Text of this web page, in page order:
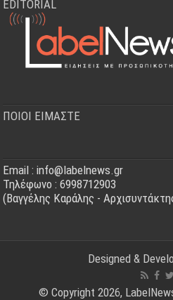
EDITORIAL
ΠΟΙΟΙ ΕΙΜΑΣΤΕ
Email : info@labelnews.gr
Τηλέφωνο : 6998712903
(Βαγγέλης Καράλης -
Designed &
© Copyright 2026,